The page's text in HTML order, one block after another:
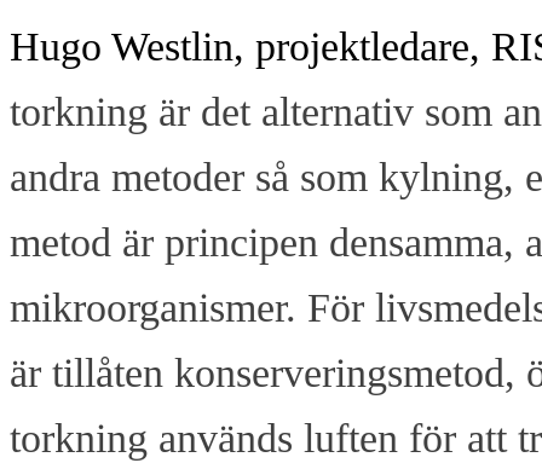
Hugo Westlin, projektledare,
torkning är det alternativ som
andra metoder så som kylning,
metod är principen
mikroorganismer. För
är tillåten konserveringsmetod,
torkning används luften för att